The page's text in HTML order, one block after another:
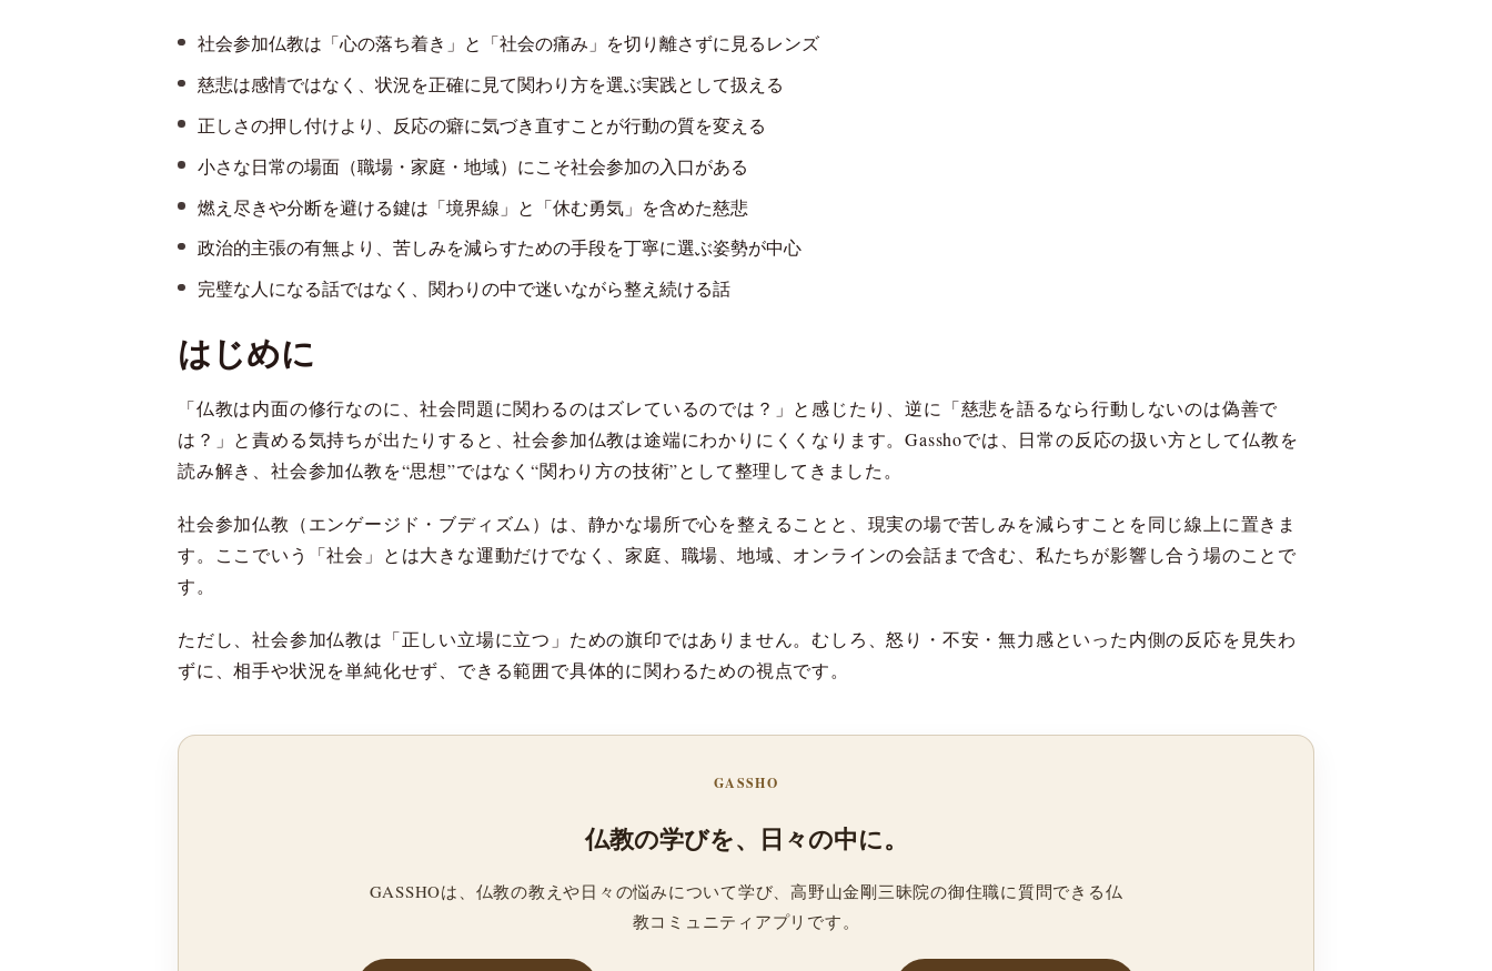
社会参加仏教は「心の落ち着き」と「社会の痛み」を切り離さずに見るレンズ
慈悲は感情ではなく、状況を正確に見て関わり方を選ぶ実践として扱える
正しさの押し付けより、反応の癖に気づき直すことが行動の質を変える
小さな日常の場面（職場・家庭・地域）にこそ社会参加の入口がある
燃え尽きや分断を避ける鍵は「境界線」と「休む勇気」を含めた慈悲
政治的主張の有無より、苦しみを減らすための手段を丁寧に選ぶ姿勢が中心
完璧な人になる話ではなく、関わりの中で迷いながら整え続ける話
はじめに
「仏教は内面の修行なのに、社会問題に関わるのはズレているのでは？」と感じたり、逆に「慈悲を語るなら行動しないのは偽善で
は？」と責める気持ちが出たりすると、社会参加仏教は途端にわかりにくくなります。Gasshoでは、日常の反応の扱い方として仏教を
読み解き、社会参加仏教を“思想”ではなく“関わり方の技術”として整理してきました。
社会参加仏教（エンゲージド・ブディズム）は、静かな場所で心を整えることと、現実の場で苦しみを減らすことを同じ線上に置きま
す。ここでいう「社会」とは大きな運動だけでなく、家庭、職場、地域、オンラインの会話まで含む、私たちが影響し合う場のことで
す。
ただし、社会参加仏教は「正しい立場に立つ」ための旗印ではありません。むしろ、怒り・不安・無力感といった内側の反応を見失わ
ずに、相手や状況を単純化せず、できる範囲で具体的に関わるための視点です。
GASSHO
仏教の学びを、日々の中に。
GASSHOは、仏教の教えや日々の悩みについて学び、高野山金剛三昧院の御住職に質問できる仏
教コミュニティアプリです。